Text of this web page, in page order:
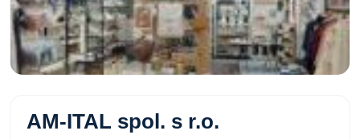
AM-ITAL spol. s r.o.